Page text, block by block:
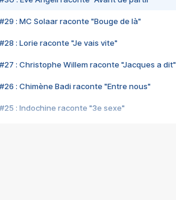
#29 : MC Solaar raconte "Bouge de là"
#28 : Lorie raconte "Je vais vite"
#27 : Christophe Willem raconte "Jacques a dit"
#26 : Chimène Badi raconte "Entre nous"
#25 : Indochine raconte "3e sexe"